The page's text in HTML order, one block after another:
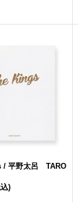
/ 平野太呂 TARO
)